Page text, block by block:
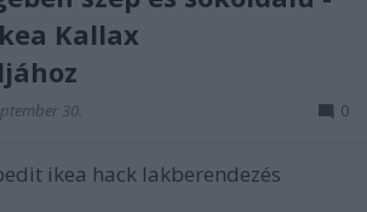
Kallax
30. 0